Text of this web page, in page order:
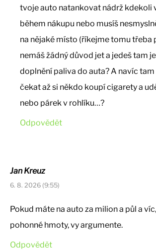
tvoje auto natankovat nádrž kdekoli
během nákupu nebo musíš
na nějaké místo (říkejme tomu třeba
nemáš žádný důvod jet a jedeš tam
doplnění paliva do auta? A navíc
čekat až si někdo koupí cigarety a
nebo párek v rohlíku…?
Odpovědět
Jan Kreuz
6. 8. 2026 (9:55)
Pokud máte na auto za milion a půl a
pohonné hmoty, vy argumente.
Odpovědět